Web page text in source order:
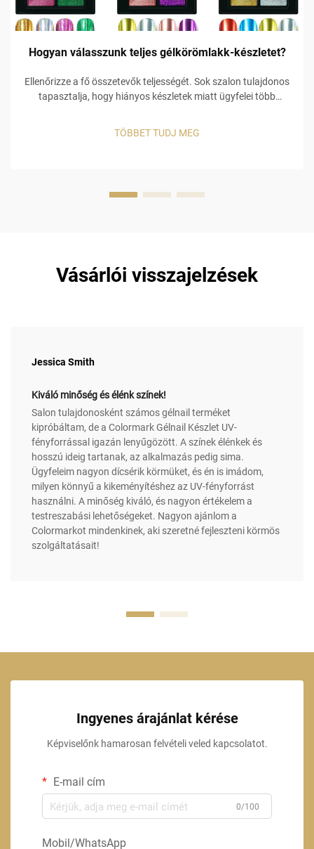
Hogyan válasszunk teljes gélkörömlakk-készletet?
Ellenőrizze a fő összetevők teljességét. Sok szalon tulajdonos
tapasztalja, hogy hiányos készletek miatt ügyfelei több
Például egy alacsony minőségű alapréteg miatt a gél szín
TÖBBET TUDJ MEG
Vásárlói visszajelzések
Jessica Smith
Kiváló minőség és élénk színek!
Salon tulajdonosként számos gélnail terméket
kipróbáltam, de a Colormark Gélnail Készlet UV-
fényforrással igazán lenyűgözött. A színek élénkek és
hosszú ideig tartanak, az alkalmazás pedig sima.
Ügyfeleim nagyon dícsérik körmüket, és én is imádom,
milyen könnyű a kikeményítéshez az UV-fényforrást
használni. A minőség kiváló, és nagyon értékelem a
testreszabási lehetőségeket. Nagyon ajánlom a
Colormarkot mindenkinek, aki szeretné fejleszteni körmös
szolgáltatásait!
Ingyenes árajánlat kérése
Képviselőnk hamarosan felvételi veled kapcsolatot.
E-mail cím
0/100
Mobil/WhatsApp